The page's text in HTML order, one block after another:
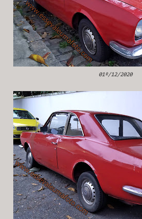
01º/12/2020